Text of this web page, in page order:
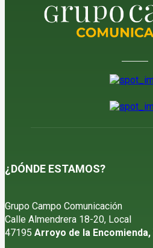
¿DÓNDE ESTAMOS?
Grupo Campo Comunicación
Calle Almendrera 18-20, Local
47195 Arroyo de la Encomienda,